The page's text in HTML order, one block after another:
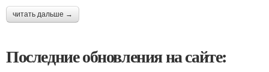
читать дальше →
Последние обновления на сайте: